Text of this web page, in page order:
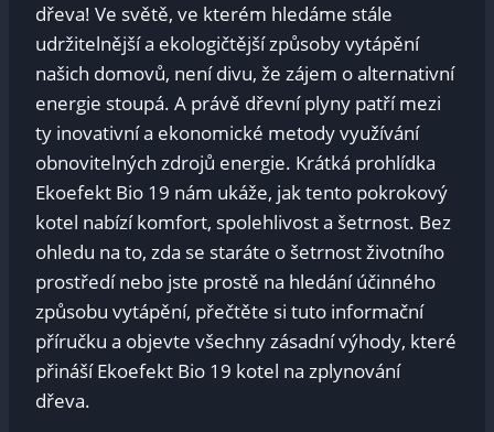
dřeva! Ve světě, ve kterém hledáme stále
udržitelnější a ekologičtější způsoby vytápění
našich domovů, není divu, že zájem o alternativní
energie stoupá. A právě dřevní plyny patří mezi
ty inovativní a ekonomické metody využívání
obnovitelných zdrojů energie. Krátká prohlídka
Ekoefekt Bio 19 nám ukáže, jak tento pokrokový
kotel nabízí komfort, spolehlivost a šetrnost. Bez
ohledu na to, zda se staráte o šetrnost životního
prostředí nebo jste prostě na hledání účinného
způsobu vytápění, přečtěte si tuto informační
příručku a objevte všechny zásadní výhody, které
přináší Ekoefekt Bio 19 kotel na zplynování
dřeva.